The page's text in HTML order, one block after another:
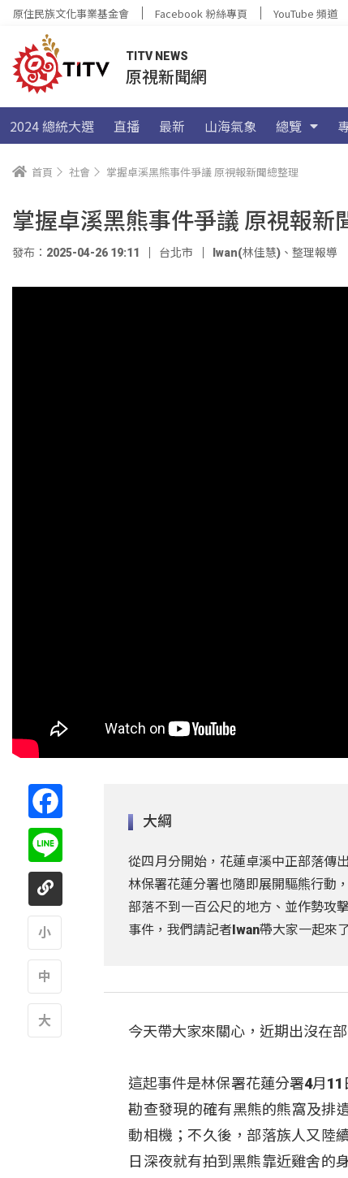
原住民族文化事業基金會 Facebook 粉絲專頁 YouTube 頻道
TITV NEWS
原視新聞網
2024 總統大選 直播 最新 山海氣象 總覽
首頁 社會 掌握卓溪黑熊事件爭議 原視報新聞總整理
掌握卓溪黑熊事件爭議 原視報新
發布：2025-04-26 19:11 台北市 Iwan(林佳慧) 、 整理報導
大綱
從四月分開始，花蓮卓溪中正部落傳
林保署花蓮分署也隨即展開驅熊行動
部落不到一百公尺的地方、並作勢攻
事件，我們請記者Iwan帶大家一起來
今天帶大家來關心，近期出沒在
這起事件是林保署花蓮分署4月
勘查發現的確有黑熊的熊窩及排
動相機；不久後，部落族人又陸
日深夜就有拍到黑熊靠近雞舍的